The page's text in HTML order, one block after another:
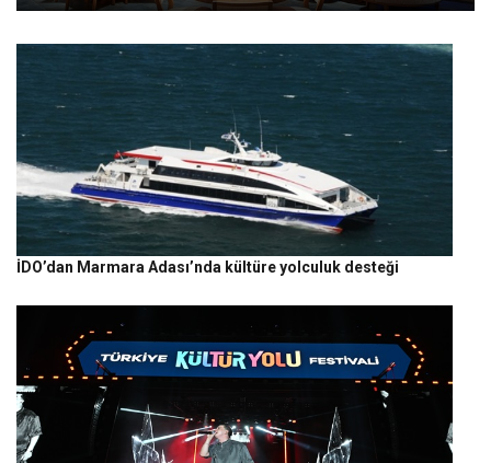
İDO’dan Marmara Adası’nda kültüre yolculuk desteği